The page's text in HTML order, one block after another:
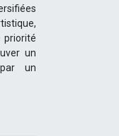
priorité
un
un